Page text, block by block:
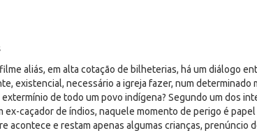
aliás, em alta cotação de bilheterias, há um diálogo
existencial, necessário a igreja fazer, num determinado
de todo um povo indígena? Segundo um dos
ex-caçador de índios, naquele momento de perigo é
acontece e restam apenas algumas crianças, prenúncio